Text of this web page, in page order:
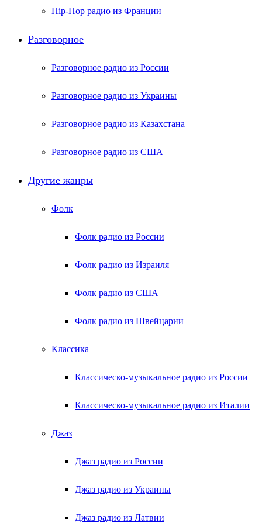
Hip-Hop радио из Франции
Разговорное
Разговорное радио из России
Разговорное радио из Украины
Разговорное радио из Казахстана
Разговорное радио из США
Другие жанры
Фолк
Фолк радио из России
Фолк радио из Израиля
Фолк радио из США
Фолк радио из Швейцарии
Классика
Классическо-музыкальное радио из России
Классическо-музыкальное радио из Италии
Джаз
Джаз радио из России
Джаз радио из Украины
Джаз радио из Латвии